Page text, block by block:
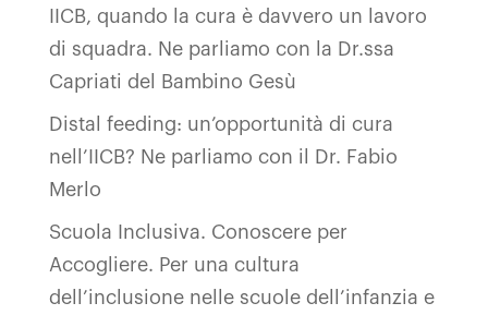
IICB, quando la cura è davvero un lavoro
di squadra. Ne parliamo con la Dr.ssa
Capriati del Bambino Gesù
Distal feeding: un’opportunità di cura
nell’IICB? Ne parliamo con il Dr. Fabio
Merlo
Scuola Inclusiva. Conoscere per
Accogliere. Per una cultura
dell’inclusione nelle scuole dell’infanzia e